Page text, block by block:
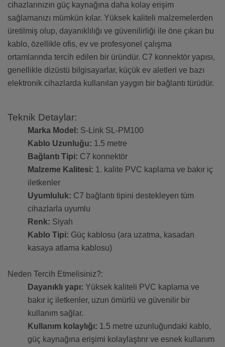
cihazlarınızın güç kaynağına daha kolay erişim
sağlamanızı mümkün kılar. Yüksek kaliteli malzemelerden
üretilmiş olup, dayanıklılığı ve güvenilirliği ile öne çıkan bu
kablo, özellikle ofis, ev ve profesyonel çalışma
ortamlarında tercih edilen bir üründür. C7 konnektör yapısı,
genellikle dizüstü bilgisayarlar, küçük ev aletleri ve bazı
elektronik cihazlarda kullanılan yaygın bir bağlantı türüdür.
Teknik Detaylar:
Marka Model: S-Link SL-PM100
Kablo Uzunluğu: 1.5 metre
Bağlantı Tipi: C7 konnektör
Malzeme Kalitesi: 1. kalite PVC kaplama ve bakır iç
iletkenler
Uyumluluk: C7 bağlantı tipini destekleyen tüm
cihazlarla uyumlu
Renk: Siyah
Kablo Tipi: Güç kablosu (ara uzatma, kasadan
kasaya atlama kablosu)
Neden Tercih Etmelisiniz?:
Dayanıklı yapı: Yüksek kaliteli PVC kaplama ve
bakır iç iletkenler, uzun ömürlü ve güvenilir bir
kullanım sağlar.
Kullanım kolaylığı: 1.5 metre uzunluğundaki kablo,
güç kaynağına erişimi kolaylaştırır ve esnek kullanım